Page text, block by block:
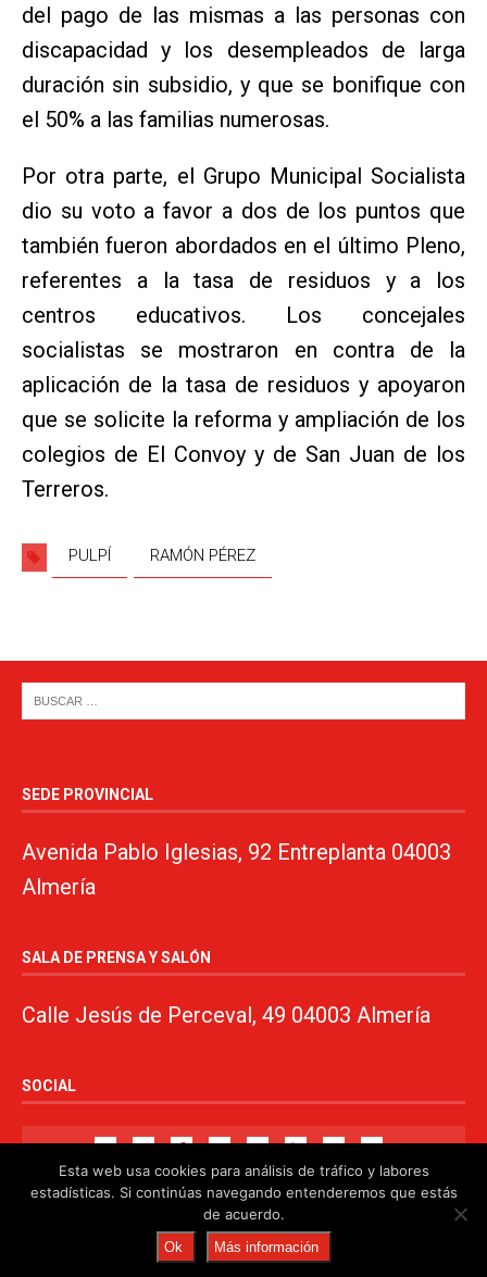
del pago de las mismas a las personas con
discapacidad y los desempleados de larga
duración sin subsidio, y que se bonifique con
el 50% a las familias numerosas.
Por otra parte, el Grupo Municipal Socialista
dio su voto a favor a dos de los puntos que
también fueron abordados en el último Pleno,
referentes a la tasa de residuos y a los
centros educativos. Los concejales
socialistas se mostraron en contra de la
aplicación de la tasa de residuos y apoyaron
que se solicite la reforma y ampliación de los
colegios de El Convoy y de San Juan de los
Terreros.
PULPÍ RAMÓN PÉREZ
SEDE PROVINCIAL
Avenida Pablo Iglesias, 92 Entreplanta 04003
Almería
SALA DE PRENSA Y SALÓN
Calle Jesús de Perceval, 49 04003 Almería
SOCIAL
© 2024. PSOE de Almería · 950750000 ·www.psoealmeria.com
psoe@psoe-almeria.com·Aviso legal
Esta web usa cookies para análisis de tráfico y labores
estadísticas. Si continúas navegando entenderemos que estás
de acuerdo.
Ok Más información